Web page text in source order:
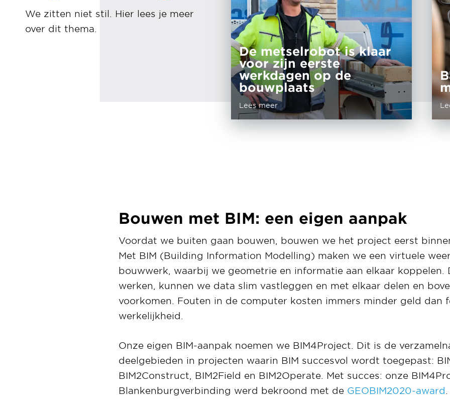
We zitten niet stil. Hier lees je meer
over dit thema.
De metselrobot is klaar
voor zijn eerste
werkdagen op de
bouwplaats
Lees meer
Bouwen met BIM: een eigen aanpak
Voordat we buiten gaan bouwen, bouwen we het project eerst
Met BIM (Building Information Modelling) maken we een virtuele
bouwwerk, waarbij we geometrie en informatie aan elkaar koppelen.
werken, kunnen we data slim vastleggen en met elkaar delen en
voorkomen. Fouten in de computer kosten immers minder geld dan
werkelijkheid.
Onze eigen BIM-aanpak noemen we BIM4Project. Dit is de
deelgebieden in projecten waarin BIM succesvol wordt toegepast:
BIM2Construct, BIM2Field en BIM2Operate. Met succes: onze
Blankenburgverbinding werd bekroond met de GEOBIM2020-award